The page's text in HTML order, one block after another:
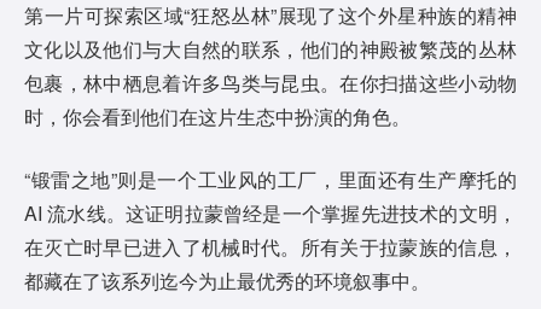
第一片可探索区域“狂怒丛林”展现了这个外星种族的精神
文化以及他们与大自然的联系，他们的神殿被繁茂的丛林
包裹，林中栖息着许多鸟类与昆虫。在你扫描这些小动物
时，你会看到他们在这片生态中扮演的角色。
“锻雷之地”则是一个工业风的工厂，里面还有生产摩托的
AI 流水线。这证明拉蒙曾经是一个掌握先进技术的文明，
在灭亡时早已进入了机械时代。所有关于拉蒙族的信息，
都藏在了该系列迄今为止最优秀的环境叙事中。